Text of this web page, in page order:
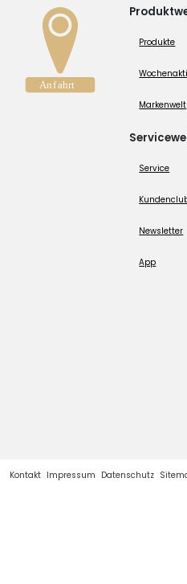
Produkte
Markenwelt
Service
Newsletter
App
Kontakt Impressum Datenschutz